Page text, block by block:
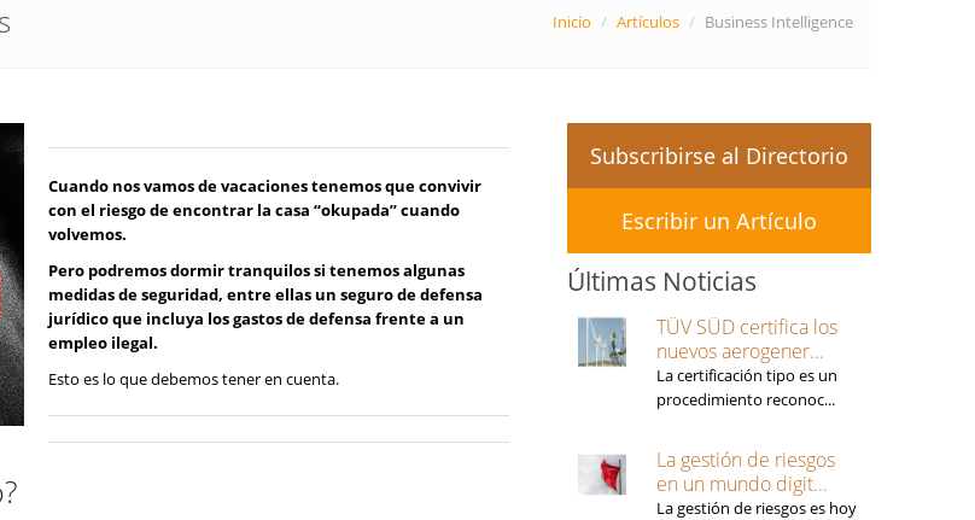
Inicio / Artículos / Business Intelligence
Cuando nos vamos de vacaciones tenemos que convivir
con el riesgo de encontrar la casa “okupada” cuando
volvemos.
Pero podremos dormir tranquilos si tenemos algunas
medidas de seguridad, entre ellas un seguro de defensa
jurídico que incluya los gastos de defensa frente a un
empleo ilegal.
Esto es lo que debemos tener en cuenta.
Subscribirse al Directorio
Escribir un Artículo
Últimas Noticias
TÜV SÜD certifica los
nuevos aerogener...
La certificación tipo es un
procedimiento reconoc...
La gestión de riesgos
en un mundo digit...
La gestión de riesgos es hoy